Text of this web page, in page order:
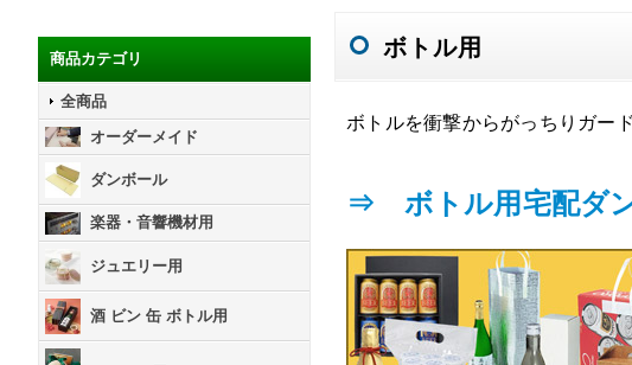
商品カテゴリ
全商品
オーダーメイド
ダンボール
楽器・音響機材用
ジュエリー用
酒 ビン 缶 ボトル用
ボトル用
ボトルを衝撃からがっちりガー
⇒ ボトル用宅配ダ